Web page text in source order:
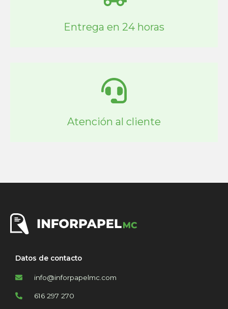
Entrega en 24 horas
Atención al cliente
Datos de contacto
info@inforpapelmc.com
616 297 270